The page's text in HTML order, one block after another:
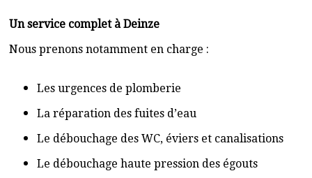
Un service complet à Deinze
Nous prenons notamment en charge :
Les urgences de plomberie
La réparation des fuites d’eau
Le débouchage des WC, éviers et canalisations
Le débouchage haute pression des égouts